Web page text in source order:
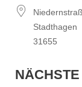
Stadthagen
31655